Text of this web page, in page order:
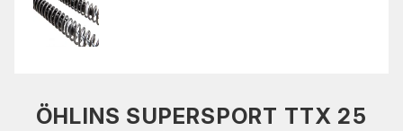
ÖHLINS SUPERSPORT TTX 25